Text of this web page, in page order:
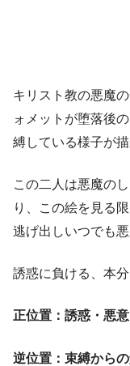
キリスト教の悪魔
ォメットが堕落後
縛している様子が描
この二人は悪魔の
り、この絵を見る
逃げ出しいつでも
誘惑に負ける、本
正位置：誘惑・悪
逆位置：束縛から